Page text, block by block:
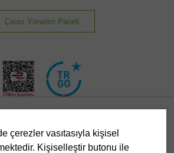
Çerez Yönetim Paneli
Kurumsal
çerezler vasıtasıyla kişisel
Kişiselleştir butonu ile